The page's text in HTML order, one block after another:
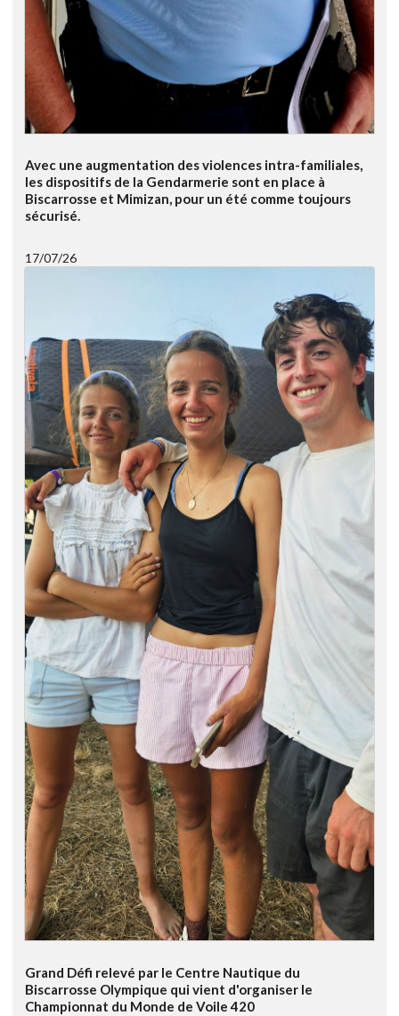
Avec une augmentation des violences intra-familiales,
les dispositifs de la Gendarmerie sont en place à
Biscarrosse et Mimizan, pour un été comme toujours
sécurisé.
17/07/26
Grand Défi relevé par le Centre Nautique du
Biscarrosse Olympique qui vient d'organiser le
Championnat du Monde de Voile 420